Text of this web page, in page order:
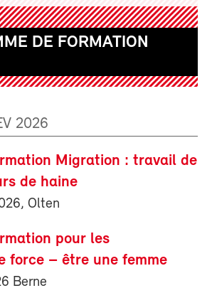
DE FORMATION
2026
Migration : travail de
de haine
Olten
pour les
force – être une femme
Berne